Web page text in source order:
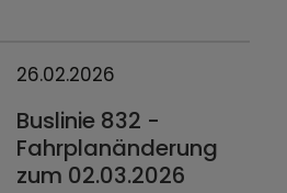
26.02.2026
Buslinie 832 -
Fahrplanänderung
zum 02.03.2026